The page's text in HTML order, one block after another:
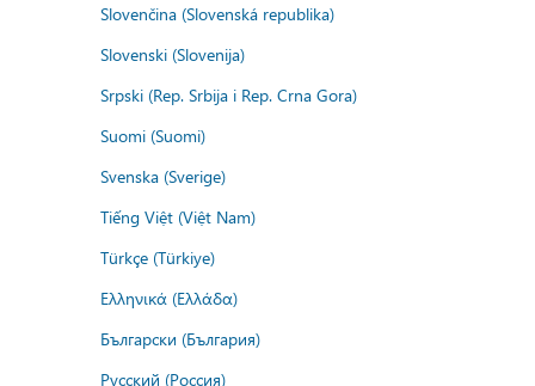
Slovenčina (Slovenská republika)
Slovenski (Slovenija)
Srpski (Rep. Srbija i Rep. Crna Gora)
Suomi (Suomi)
Svenska (Sverige)
Tiếng Việt (Việt Nam)
Türkçe (Türkiye)
Ελληνικά (Ελλάδα)
Български (България)
Русский (Россия)